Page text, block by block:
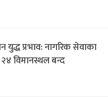
युद्ध प्रभाव: नागरिक सेवाका
विमानस्थल बन्द